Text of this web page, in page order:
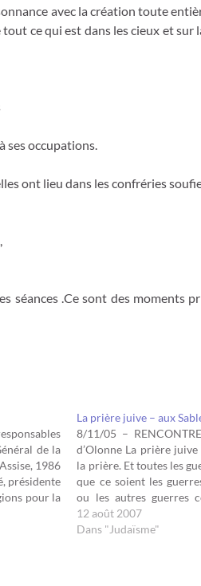
avec la création toute
ce qui est dans les cieux et sur
ses occupations.
ont lieu dans les confréries
séances .Ce sont des moments
de la
1986
présidente
pour la
dans…
La prière juive – aux
8/11/05 –
d’Olonne La prière
la prière. Et toutes les
que ce soient les
ou les autres guerres
sèment toutes sortes
12 août 2007
Dans "Judaïsme"